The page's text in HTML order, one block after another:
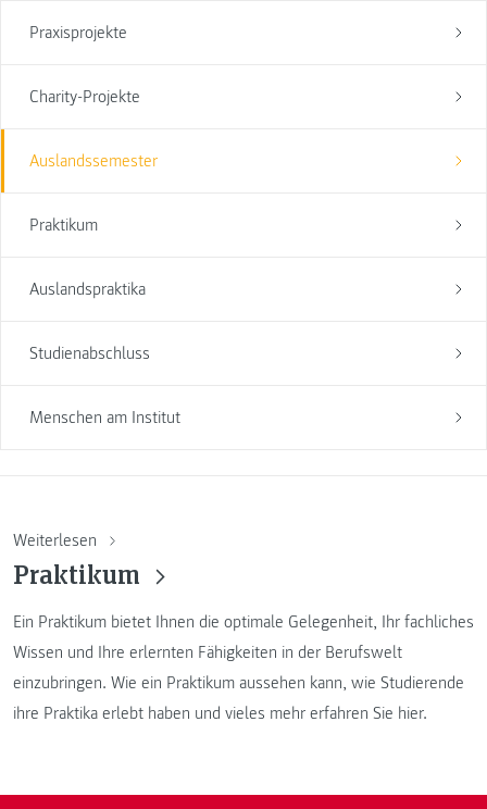
Praxisprojekte
Charity-Projekte
Auslandssemester
Praktikum
Auslandspraktika
Studienabschluss
Menschen am Institut
Weiterlesen
Praktikum
Ein Praktikum bietet Ihnen die optimale Gelegenheit, Ihr fachliches
Wissen und Ihre erlernten Fähigkeiten in der Berufswelt
einzubringen. Wie ein Praktikum aussehen kann, wie Studierende
ihre Praktika erlebt haben und vieles mehr erfahren Sie hier.